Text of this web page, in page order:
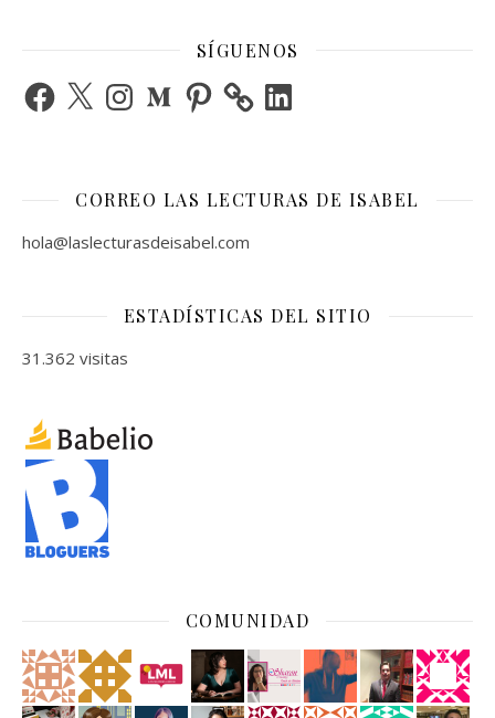
SÍGUENOS
Facebook
X InstagramMediumPinterest LinkedIn
CORREO LAS LECTURAS DE ISABEL
hola@laslecturasdeisabel.com
ESTADÍSTICAS DEL SITIO
31.362 visitas
COMUNIDAD